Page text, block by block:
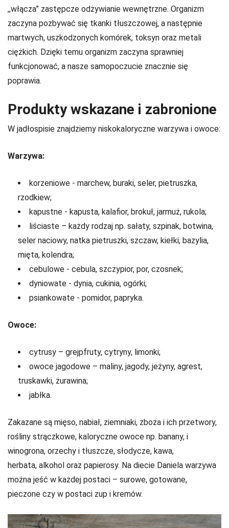
,,włącza” zastępcze odżywianie wewnętrzne. Organizm
zaczyna pozbywać się tkanki tłuszczowej, a następnie
martwych, uszkodzonych komórek, toksyn oraz metali
ciężkich. Dzięki temu organizm zaczyna sprawniej
funkcjonować, a nasze samopoczucie znacznie się
poprawia.
Produkty wskazane i zabronione
W jadłospisie znajdziemy niskokaloryczne warzywa i owoce:
Warzywa:
korzeniowe - marchew, buraki, seler, pietruszka,
rzodkiew;
kapustne - kapusta, kalafior, brokuł, jarmuż, rukola;
liściaste – każdy rodzaj np. sałaty, szpinak, botwina,
seler naciowy, natka pietruszki, szczaw, kiełki, bazylia,
mięta, kolendra;
cebulowe - cebula, szczypior, por, czosnek;
dyniowate - dynia, cukinia, ogórki;
psiankowate - pomidor, papryka.
Owoce:
cytrusy – grejpfruty, cytryny, limonki;
owoce jagodowe – maliny, jagody, jeżyny, agrest,
truskawki, żurawina;
jabłka.
Zakazane są mięso, nabiał, ziemniaki, zboża i ich przetwory,
rośliny strączkowe, kaloryczne owoce np. banany, i
winogrona, orzechy i tłuszcze, słodycze, kawa,
herbata, alkohol oraz papierosy. Na diecie Daniela warzywa
można jeść w każdej postaci – surowe, gotowane,
pieczone czy w postaci zup i kremów.